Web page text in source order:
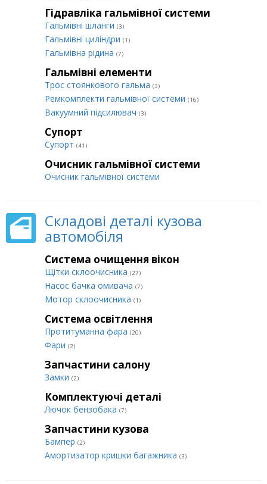
Гідравліка гальмівної системи
Гальмівні шланги (3)
Гальмівні циліндри (1)
Гальмівна рідина (7)
Гальмівні елементи
Трос стоянкового гальма (3)
Ремкомплекти гальмівної системи (16)
Вакуумний підсилювач (3)
Супорт
Супорт (41)
Очисник гальмівної системи
Очисник гальмівної системи
Складові деталі кузова
автомобіля
Система очищення вікон
Щітки склоочисника (27)
Насос бачка омивача (7)
Мотор склоочисника (1)
Система освітлення
Протитуманна фара (20)
Фари (2)
Запчастини салону
Замки (2)
Комплектуючі деталі
Лючок бензобака (7)
Запчастини кузова
Бампер (2)
Амортизатор кришки багажника (3)